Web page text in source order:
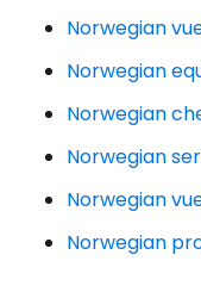
Norwegian
Norwegian
Norwegian
Norwegian
Norwegian
Norwegian